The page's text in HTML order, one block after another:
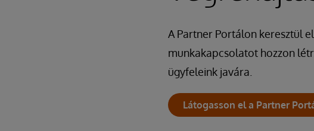
A Partner Portálon keresztül
munkakapcsolatot hozzon
ügyfeleink javára.
Látogasson el a Partner